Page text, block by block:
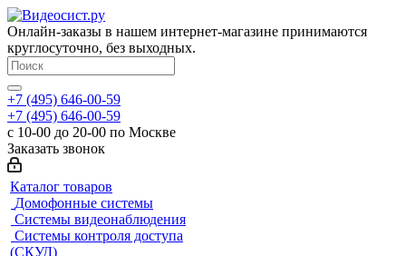
Онлайн-заказы в нашем интернет-магазине принимаются
круглосуточно, без выходных.
+7 (495) 646-00-59
+7 (495) 646-00-59
с 10-00 до 20-00 по Москве
Заказать звонок
Каталог товаров
Домофонные системы
Системы видеонаблюдения
Системы контроля доступа
(СКУД)